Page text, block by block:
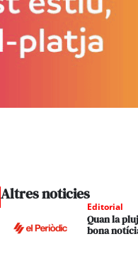
Altres noticies
Editorial
Quan la
bona